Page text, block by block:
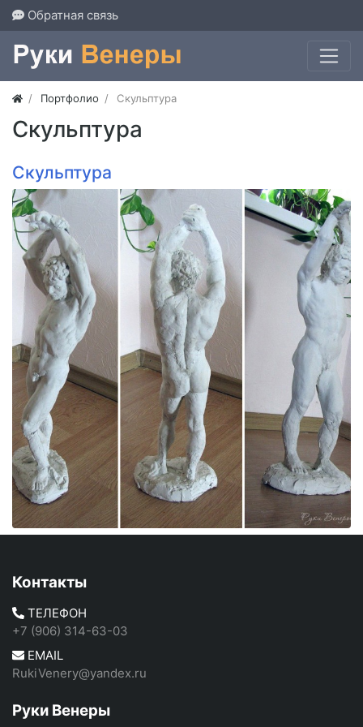
Обратная связь
Портфолио Скульптура
Скульптура
Скульптура
Контакты
ТЕЛЕФОН
+7 (906) 314-63-03
EMAIL
RukiVenery@yandex.ru
Руки Венеры